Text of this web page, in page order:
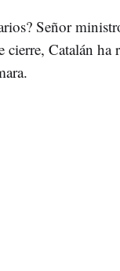
Señor
Catalán ha